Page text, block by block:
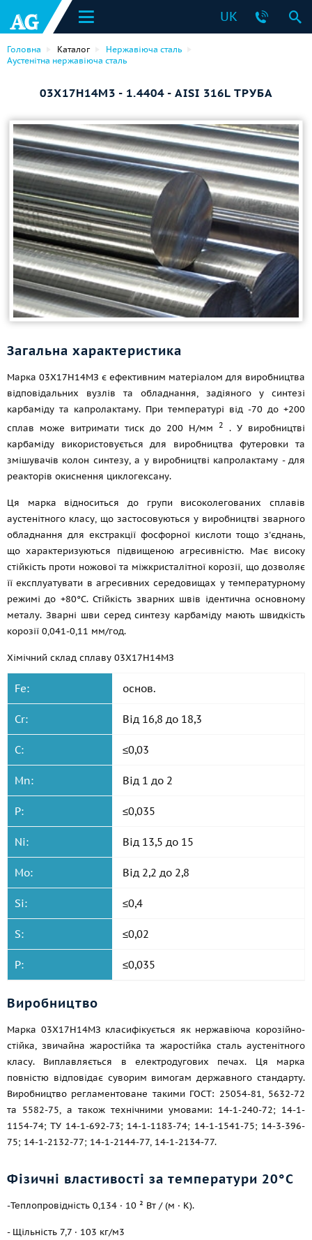
UK
Головна Каталог
Нержавіюча сталь
Аустенітна нержавіюча сталь
03Х17Н14М3 - 1.4404 - AISI 316L ТРУБА
Загальна характеристика
Марка 03Х17Н14МЗ є ефективним матеріалом для виробництва
відповідальних вузлів та обладнання, задіяного у синтезі
карбаміду та капролактаму. При температурі від -70 до +200
сплав може витримати тиск до 200 Н/мм
2
. У виробництві
карбаміду використовується для виробництва футеровки та
змішувачів колон синтезу, а у виробництві капролактаму - для
реакторів окиснення циклогексану.
Ця марка відноситься до групи високолегованих сплавів
аустенітного класу, що застосовуються у виробництві зварного
обладнання для екстракції фосфорної кислоти тощо з'єднань,
що характеризуються підвищеною агресивністю. Має високу
стійкість проти ножової та міжкристалітної корозії, що дозволяє
її експлуатувати в агресивних середовищах у температурному
режимі до +80°С. Стійкість зварних швів ідентична основному
металу. Зварні шви серед синтезу карбаміду мають швидкість
корозії 0,041-0,11 мм/год.
Хімічний склад сплаву 03Х17Н14МЗ
Fe: основ.
Cr: Від 16,8 до 18,3
C: ≤0,03
Mn: Від 1 до 2
P: ≤0,035
Ni: Від 13,5 до 15
Mo: Від 2,2 до 2,8
Si: ≤0,4
S: ≤0,02
P: ≤0,035
Виробництво
Марка 03Х17Н14МЗ класифікується як нержавіюча корозійно-
стійка, звичайна жаростійка та жаростійка сталь аустенітного
класу. Виплавляється в електродугових печах. Ця марка
повністю відповідає суворим вимогам державного стандарту.
Виробництво регламентоване такими ГОСТ: 25054-81, 5632-72
та 5582-75, а також технічними умовами: 14-1-240-72; 14-1-
1154-74; ТУ 14-1-692-73; 14-1-1183-74; 14-1-1541-75; 14-3-396-
75; 14-1-2132-77; 14-1-2144-77, 14-1-2134-77.
Фізичні властивості за температури 20°С
-Теплопровідність 0,134 · 10 ² Вт / (м · К).
- Щільність 7,7 · 103 кг/м3